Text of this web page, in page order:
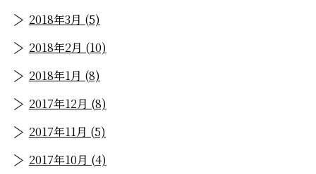
2018年3月 (5)
2018年2月 (10)
2018年1月 (8)
2017年12月 (8)
2017年11月 (5)
2017年10月 (4)